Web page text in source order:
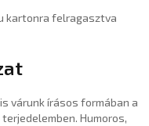
kartonra felragasztva
várunk írásos formában a
Humoros,